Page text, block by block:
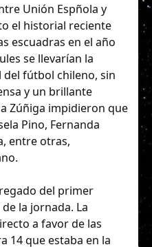
Unión Espñola y
el historial reciente
escuadras en el año
se llevarían la
del fútbol chileno, sin
y un brillante
Zúñiga impidieron que
Pino, Fernanda
entre otras,
del primer
la jornada. La
a favor de las
14 que estaba en la